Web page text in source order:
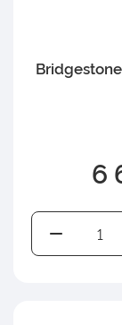
6